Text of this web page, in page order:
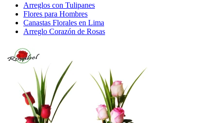
Arreglos con Tulipanes
Flores para Hombres
Canastas Florales en Lima
Arreglo Corazón de Rosas